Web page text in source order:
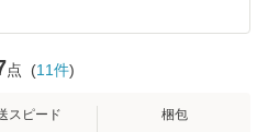
点 (11件)
スピード 梱包